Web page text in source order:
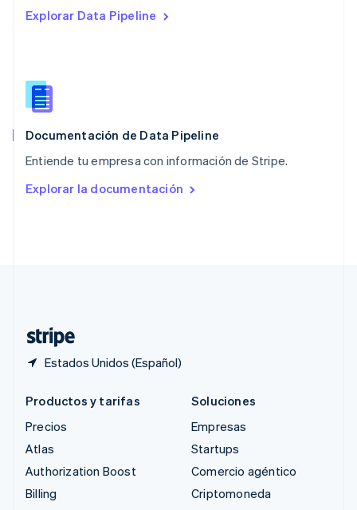
Explorar Data Pipeline
Documentación de Data Pipeline
Entiende tu empresa con información de Stripe.
Explorar la documentación
Estados Unidos (Español)
Polonia
RAE de Hong Kong, China
English
Reino Unido
English
English
English
Productos y tarifas
Precios
Atlas
Authorization Boost
Billing
Soluciones
Empresas
Startups
Comercio agéntico
Criptomoneda